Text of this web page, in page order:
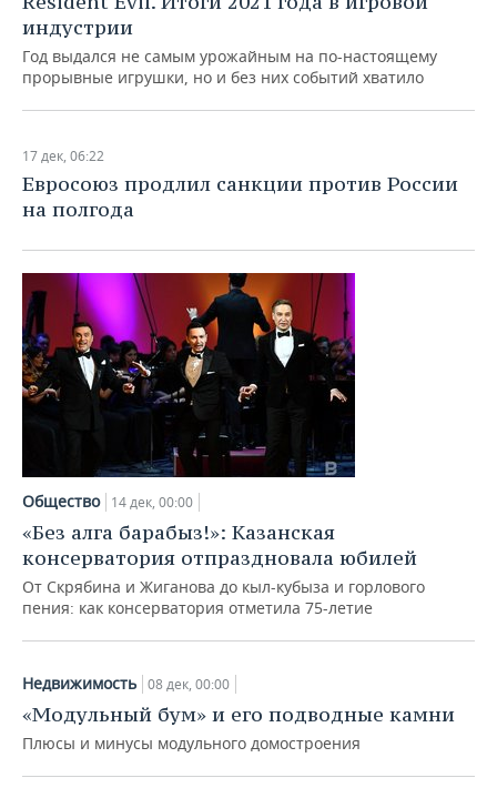
индустрии
Год выдался не самым урожайным на по-настоящему
прорывные игрушки, но и без них событий хватило
17 дек, 06:22
Евросоюз продлил санкции против России
на полгода
Общество 14 дек, 00:00
«Без алга барабыз!»: Казанская
консерватория отпраздновала юбилей
От Скрябина и Жиганова до кыл-кубыза и горлового
пения: как консерватория отметила 75-летие
Недвижимость 08 дек, 00:00
«Модульный бум» и его подводные камни
Плюсы и минусы модульного домостроения